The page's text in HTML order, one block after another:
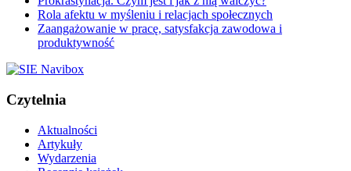
Rola afektu w myśleniu i relacjach społecznych
Zaangażowanie w pracę, satysfakcja zawodowa i
produktywność
Czytelnia
Aktualności
Artykuły
Wydarzenia